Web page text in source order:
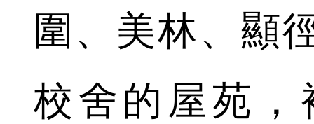
圍、美林、顯
校舍的屋苑，